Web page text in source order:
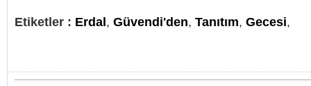
Etiketler : Erdal, Güvendi'den, Tanıtım, Gecesi,